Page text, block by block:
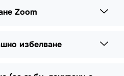
Zoom
избелване